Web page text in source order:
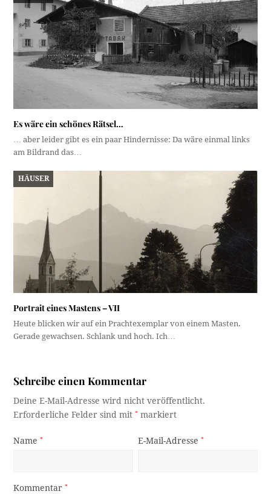
Es wäre ein schönes Rätsel…
… aber leider gibt es ein paar Hindernisse: Da wäre einmal links
am Bildrand das…
HÄUSER
Portrait eines Mastens – VII
Heute blicken wir auf ein Prachtexemplar von einem Masten.
Gerade gewachsen. Schlank und hoch. Ich…
Schreibe einen Kommentar
Deine E-Mail-Adresse wird nicht veröffentlicht.
Erforderliche Felder sind mit* markiert
Name* E-Mail-Adresse*
Kommentar*